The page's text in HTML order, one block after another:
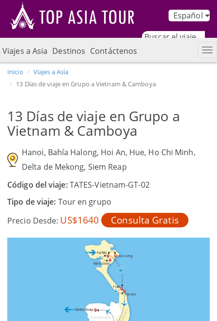
Español
Viajes a Asia Destinos Contáctenos
Inicio
Viajes a Asia
13 Días de viaje en Grupo a Vietnam & Camboya
13 Días de viaje en Grupo a
Vietnam & Camboya
Hanoi, Bahía Halong, Hoi An, Hue, Ho Chi Minh,
Delta de Mekong, Siem Reap
Código del viaje:TATES-Vietnam-GT-02
Tipo de viaje: Tour en grupo
Precio Desde: US$1640 Consulta Gratis